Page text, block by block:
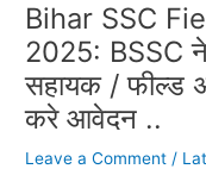
Bihar SSC
2025: BSSC ने
सहायक / फील्ड
करे आवेदन ..
Leave a Comment /